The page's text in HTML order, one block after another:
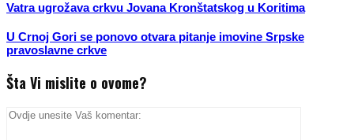
Vatra ugrožava crkvu Jovana Kronštatskog u Koritima
U Crnoj Gori se ponovo otvara pitanje imovine Srpske
pravoslavne crkve
Šta Vi mislite o ovome?